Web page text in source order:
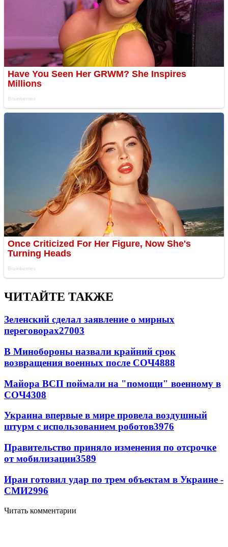
ЧИТАЙТЕ ТАКЖЕ
Зеленский сделал заявление о мирных
переговорах27003
В Минобороны назвали крайний срок
возвращения военных после СОЧ4888
Майора ВСП поймали на "помощи" военному в
СОЧ4308
Украина впервые в мире провела воздушный
штурм с использованием роботов3976
Правительство приняло изменения по отсрочке
от мобилизации3589
Иран готовил удар по трем объектам в Украине -
СМИ2996
Читать комментарии